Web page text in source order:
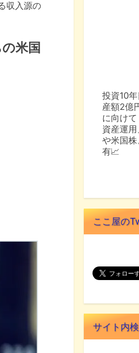
収入源の
米国
投資10
産額2億
に向け
資産運
や米国
有📈
ここ屋の
サイト内